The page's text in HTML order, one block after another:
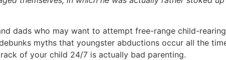
dads who may want to attempt free-range child-
myths that youngster abductions occur all the
of your child 24/7 is actually bad parenting.